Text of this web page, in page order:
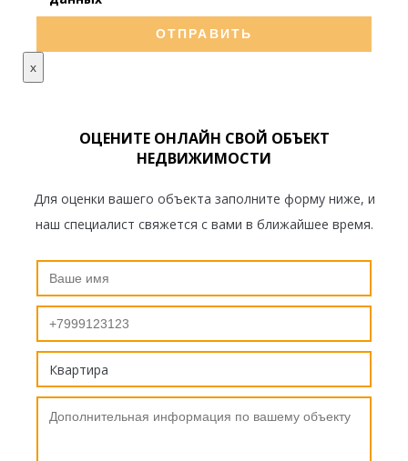
x
ОЦЕНИТЕ ОНЛАЙН СВОЙ ОБЪЕКТ
НЕДВИЖИМОСТИ
Для оценки вашего объекта заполните форму ниже, и
наш специалист свяжется с вами в ближайшее время.